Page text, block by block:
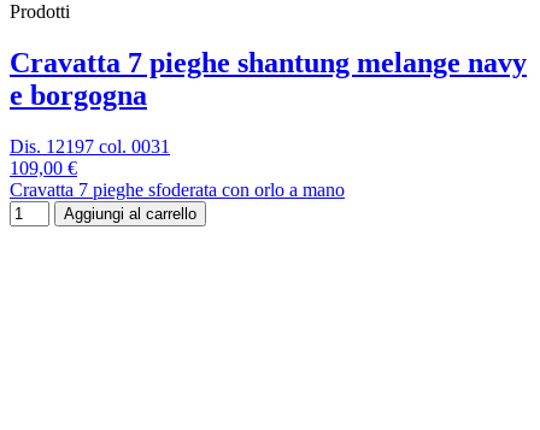
Prodotti
Cravatta 7 pieghe shantung melange navy
e borgogna
Dis. 12197 col. 0031
109,00 €
Cravatta 7 pieghe sfoderata con orlo a mano
Aggiungi al carrello